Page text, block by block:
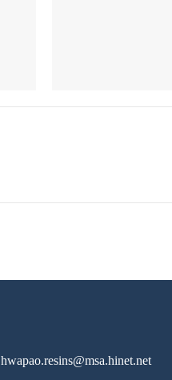
hwapao.resins@msa.hinet.net